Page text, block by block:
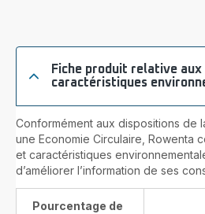
Fiche produit relative
caractéristiques
Conformément aux dispositions de
une Economie Circulaire, Rowenta
et caractéristiques
d’améliorer l’information de ses
Pourcentage de